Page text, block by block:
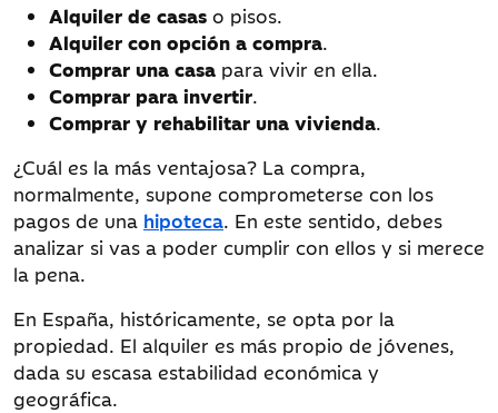
Alquiler de casas o pisos.
Alquiler con opción a compra.
Comprar una casa para vivir en ella.
Comprar para invertir.
Comprar y rehabilitar una vivienda.
¿Cuál es la más ventajosa? La compra,
normalmente, supone comprometerse con los
pagos de una hipoteca. En este sentido, debes
analizar si vas a poder cumplir con ellos y si merece
la pena.
En España, históricamente, se opta por la
propiedad. El alquiler es más propio de jóvenes,
dada su escasa estabilidad económica y
geográfica.